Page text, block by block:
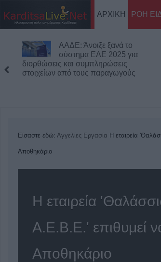
ΑΡΧΙΚΗ ΡΟΗ
ΑΑΔΕ: Άνοιξε ξανά το
σύστημα ΕΑΕ 2025 για
διορθώσεις και συμπληρώσεις
στοιχείων από τους παραγωγούς
Είσαστε εδώ: Αγγελίες Εργασία Η εταιρεία
Αποθηκάριο
Η εταιρεία
Α.Ε.Β.Ε.' επιθυμεί
Αποθηκάριο